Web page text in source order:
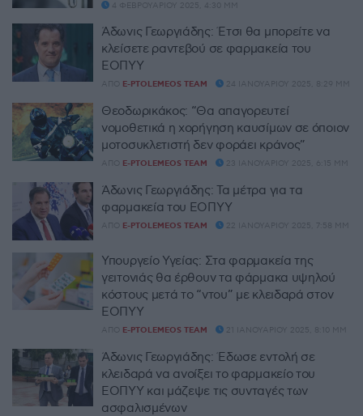
4 ΦΕΒΡΟΥΑΡΊΟΥ 2025, 4:30 ΜΜ
Άδωνις Γεωργιάδης: Έτσι θα μπορείτε να
κλείσετε ραντεβού σε φαρμακεία του
ΕΟΠΥΥ
ΑΠΌ E-PTOLEMEOS TEAM 24 ΙΑΝΟΥΑΡΊΟΥ 2025, 8:29 ΜΜ
Θεοδωρικάκος: “Θα απαγορευτεί
νομοθετικά η χορήγηση καυσίμων σε όποιον
μοτοσυκλετιστή δεν φοράει κράνος”
ΑΠΌ E-PTOLEMEOS TEAM 23 ΙΑΝΟΥΑΡΊΟΥ 2025, 6:15 ΜΜ
Άδωνις Γεωργιάδης: Τα μέτρα για τα
φαρμακεία του ΕΟΠΥΥ
ΑΠΌ E-PTOLEMEOS TEAM 22 ΙΑΝΟΥΑΡΊΟΥ 2025, 7:58 ΜΜ
Υπουργείο Υγείας: Στα φαρμακεία της
γειτονιάς θα έρθουν τα φάρμακα υψηλού
κόστους μετά το “ντου” με κλειδαρά στον
ΕΟΠΥΥ
ΑΠΌ E-PTOLEMEOS TEAM 21 ΙΑΝΟΥΑΡΊΟΥ 2025, 8:10 ΜΜ
Άδωνις Γεωργιάδης: Έδωσε εντολή σε
κλειδαρά να ανοίξει το φαρμακείο του
ΕΟΠΥΥ και μάζεψε τις συνταγές των
ασφαλισμένων